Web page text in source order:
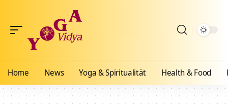
Home News Yoga & Spiritualität Health & Food